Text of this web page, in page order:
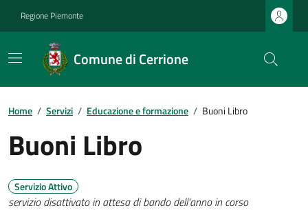
Regione Piemonte
Comune di Cerrione
Home / Servizi / Educazione e formazione / Buoni Libro
Buoni Libro
Servizio Attivo
servizio disattivato in attesa di bando dell'anno in corso